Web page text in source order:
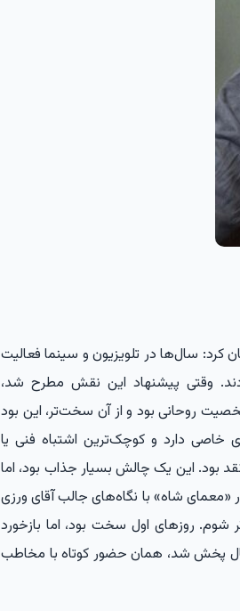
سال‌ها در تلویزیون و سینما فعالیت
وقتی پیشنهاد این نقش مطرح شد،
روحانی بود و از آن سخت‌تر، این بود
دارد و کوچک‌ترین اشتباه فنی یا
بود. این یک چالش بسیار جذاب بود، اما
شاه» با نگاه‌های جالب آقای ورزی
روزهای اول سخت بود، اما بازخورد
پخش شد، همان حضور کوتاه با مخاطب